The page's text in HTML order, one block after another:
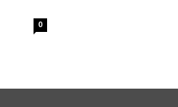
0